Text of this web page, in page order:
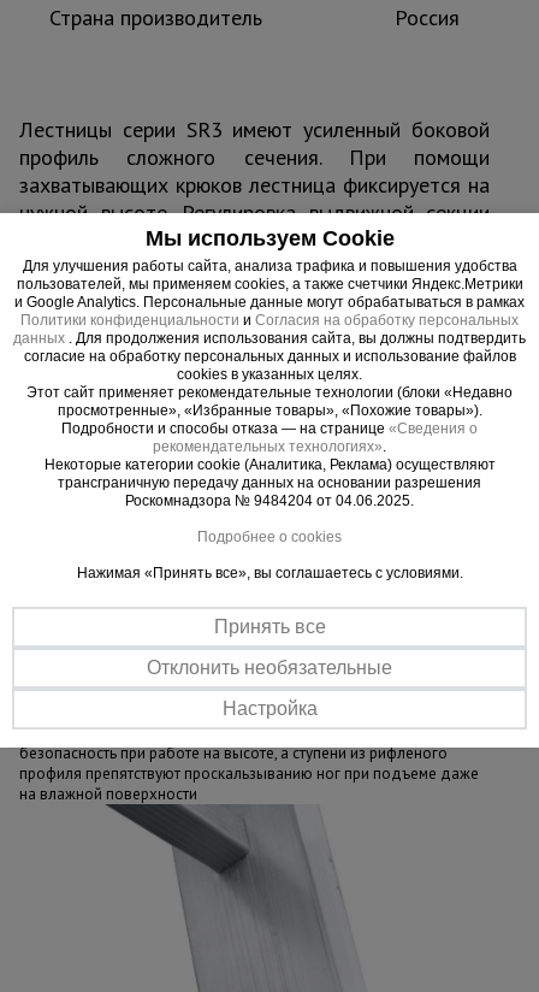
Страна производитель Россия
Лестницы серии SR3 имеют усиленный боковой
профиль сложного сечения. При помощи
захватывающих крюков лестница фиксируется на
нужной высоте. Регулировка выдвижной секции
осуществляется при помощи троса (канатной
тяги). Удобно раскладываемая конструкция,
простая регулировка и защита от скольжения. В
сложенном состоянии лестница имеет
небольшие габариты, что очень важно при
транспортировке. Лестницы укомплектованы
роликами. Ступени и направляющие из алюминия.
Важные преимущества –
эффективная работа
Быстрая установка
Легко складывается / раскладывается и надежно фиксируется
при помощи канатов. Незаменима в экстренных ситуациях: пожар,
спасение людей и др.
Безопасная конструкция
Прочные фиксаторы и неразрываемые канаты гарантируют
безопасность при работе на высоте, а ступени из рифленого
профиля препятствуют проскальзыванию ног при подъеме даже
на влажной поверхности
Мы используем Cookie
Для улучшения работы сайта, анализа трафика и повышения удобства
пользователей, мы применяем cookies, а также счетчики Яндекс.Метрики
и Google Analytics. Персональные данные могут обрабатываться в рамках
Политики конфиденциальности и Согласия на обработку персональных
данных . Для продолжения использования сайта, вы должны подтвердить
согласие на обработку персональных данных и использование файлов
cookies в указанных целях.
Этот сайт применяет рекомендательные технологии (блоки «Недавно
просмотренные», «Избранные товары», «Похожие товары»).
Подробности и способы отказа — на странице «Сведения о
рекомендательных технологиях».
Некоторые категории cookie (Аналитика, Реклама) осуществляют
трансграничную передачу данных на основании разрешения
Роскомнадзора № 9484204 от 04.06.2025.
Подробнее о cookies
Нажимая «Принять все», вы соглашаетесь с условиями.
Принять все
Отклонить необязательные
Настройка